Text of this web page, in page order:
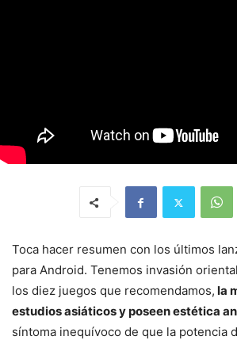
Toca hacer resumen con los últimos
para Android. Tenemos invasión
los diez juegos que recomendamos, la
estudios asiáticos y poseen estética
síntoma inequívoco de que la potencia